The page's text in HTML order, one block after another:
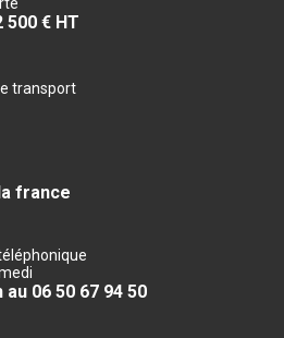
/ FROID
500 € HT
transport
france
au 06 50 67 94 50